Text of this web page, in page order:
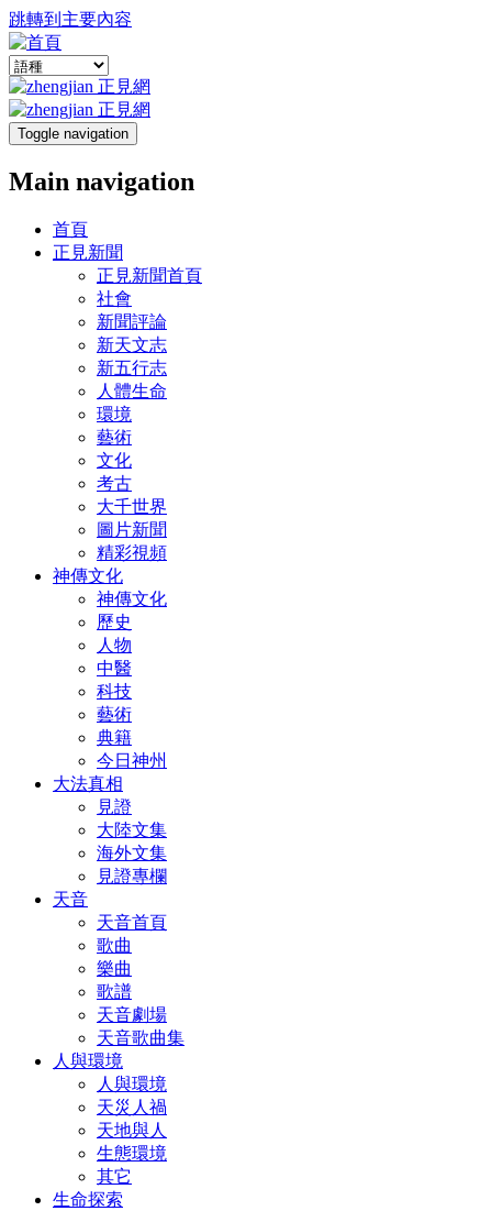
跳轉到主要內容
Toggle navigation
Main navigation
首頁
正見新聞
正見新聞首頁
社會
新聞評論
新天文志
新五行志
人體生命
環境
藝術
文化
考古
大千世界
圖片新聞
精彩視頻
神傳文化
神傳文化
歷史
人物
中醫
科技
藝術
典籍
今日神州
大法真相
見證
大陸文集
海外文集
見證專欄
天音
天音首頁
歌曲
樂曲
歌譜
天音劇場
天音歌曲集
人與環境
人與環境
天災人禍
天地與人
生態環境
其它
生命探索